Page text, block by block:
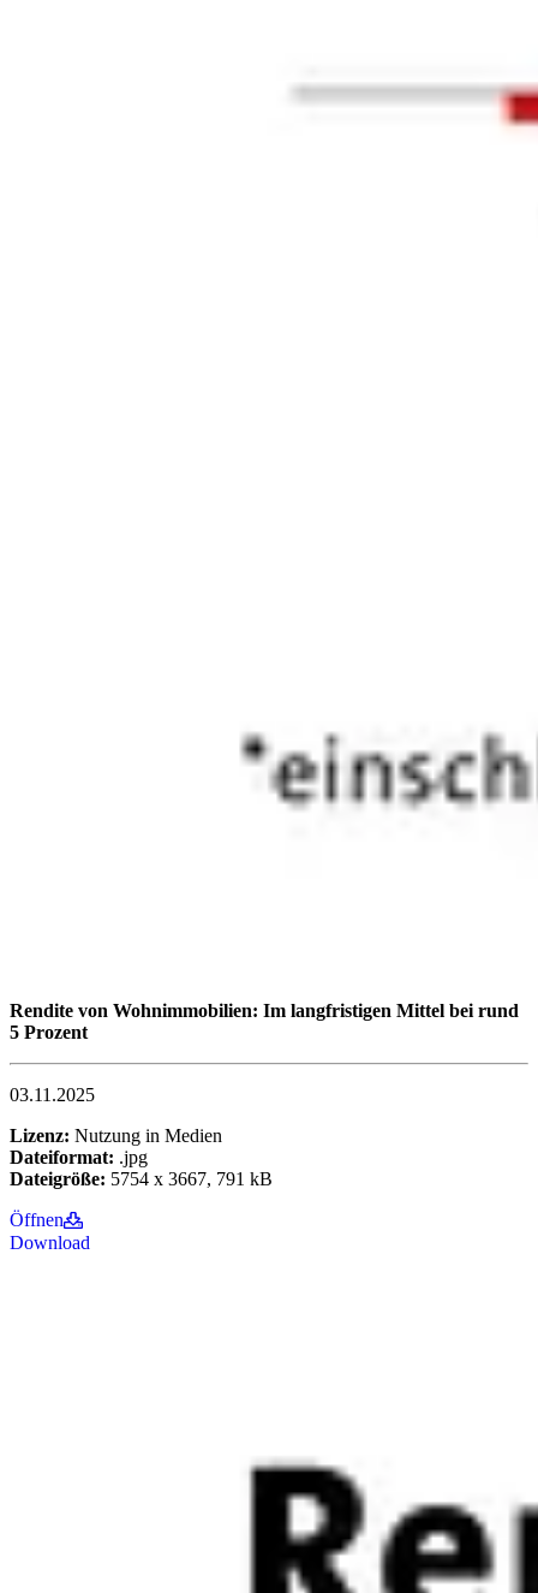
Rendite von Wohnimmobilien: Im langfristigen Mittel bei rund
5 Prozent
03.11.2025
Lizenz: Nutzung in Medien
Dateiformat: .jpg
Dateigröße: 5754 x 3667, 791 kB
Öffnen
Download